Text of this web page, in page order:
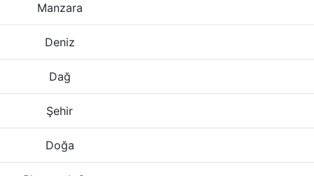
Manzara
Deniz
Dağ
Şehir
Doğa